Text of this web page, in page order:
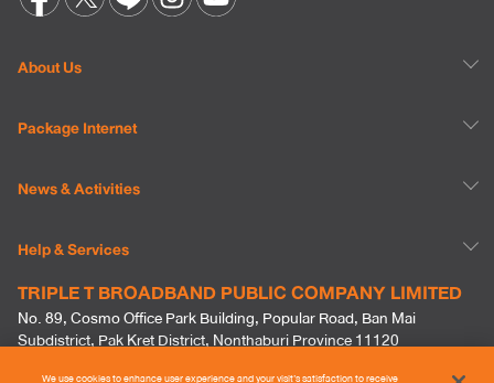
About Us
Package Internet
News & Activities
Help & Services
TRIPLE T BROADBAND PUBLIC COMPANY LIMITED
No. 89, Cosmo Office Park Building, Popular Road, Ban Mai
Subdistrict, Pak Kret District, Nonthaburi Province 11120
We use cookies to enhance user experience and your visit’s satisfaction to receive